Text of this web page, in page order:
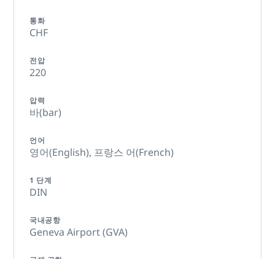
통화
CHF
전압
220
압력
바(bar)
언어
영어(English), 프랑스 어(French)
1 단계
DIN
국내공항
Geneva Airport (GVA)